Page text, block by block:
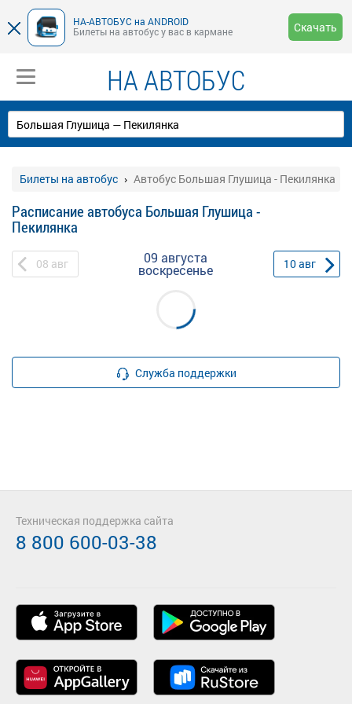
НА-АВТОБУС на ANDROID
Билеты на автобус у вас в кармане
Скачать
НА АВТОБУС
Билеты на автобус Автобус Большая Глушица - Пекилянка
Расписание автобуса Большая Глушица -
Пекилянка
08 авг 09 августа
воскресенье 10авг
Служба поддержки
Техническая поддержка сайта
8 800 600-03-38